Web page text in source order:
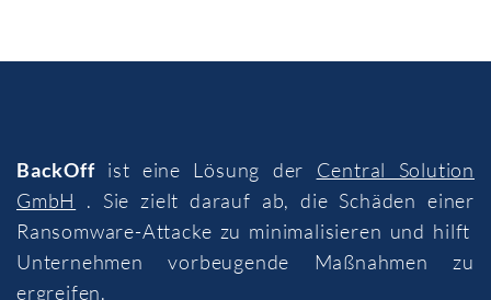
BackOffist eine Lösung der Central Solution
GmbH
. Sie zielt darauf ab, die Schäden einer
Ransomware-Attacke zu minimalisieren und hilft
Unternehmen vorbeugende Maßnahmen zu
ergreifen.